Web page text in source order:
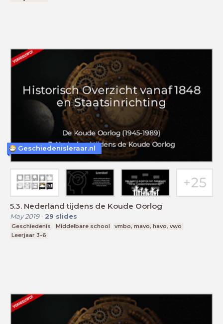
5.3. Nederland tijdens de Koude Oorlog
May 2019- 29 slides
Geschiedenis Middelbare school
vmbo, mavo, havo, vwo
Leerjaar 3-6
Geschiedenisleraar.nl